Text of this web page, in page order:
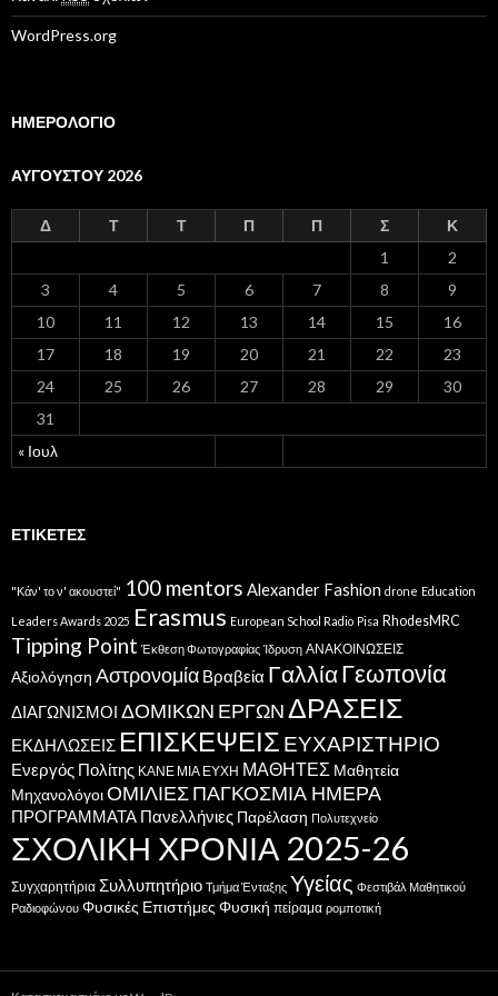
WordPress.org
ΗΜΕΡΟΛΟΓΙΟ
ΑΥΓΟΎΣΤΟΥ 2026
Δ Τ Τ Π Π Σ Κ
« Ιουλ
1
2
3
4 5 6 7 8
9
10
11 12 13 14 15
16
17
18 19 20 21 22
23
24
25 26 27 28 29
30
31
ΕΤΙΚΈΤΕΣ
"Κάν' το ν' ακουστεί" 100 mentors Alexander Fashion drone Education
Leaders Awards 2025 Erasmus European School Radio Pisa RhodesMRC
Tipping Point Έκθεση Φωτογραφίας Ίδρυση ΑΝΑΚΟΙΝΩΣΕΙΣ
Αξιολόγηση Αστρονομία Βραβεία ΓαλλίαΓεωπονία
ΔΙΑΓΩΝΙΣΜΟΙ ΔΟΜΙΚΩΝ ΕΡΓΩΝ ΔΡΑΣΕΙΣ
ΕΚΔΗΛΩΣΕΙΣ ΕΠΙΣΚΕΨΕΙΣ ΕΥΧΑΡΙΣΤΗΡΙΟ
Ενεργός Πολίτης ΚΑΝΕ ΜΙΑ ΕΥΧΗ ΜΑΘΗΤΕΣ Μαθητεία
ΜηχανολόγοιΟΜΙΛΙΕΣΠΑΓΚΟΣΜΙΑ ΗΜΕΡΑ
ΠΡΟΓΡΑΜΜΑΤΑ Πανελλήνιες Παρέλαση Πολυτεχνείο
ΣΧΟΛΙΚΗ ΧΡΟΝΙΑ 2025-26
Συγχαρητήρια Συλλυπητήριο Τμήμα Ένταξης Υγείας Φεστιβάλ Μαθητικού
Ραδιοφώνου Φυσικές Επιστήμες Φυσική πείραμα ρομποτική